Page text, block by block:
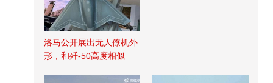
洛马公开展出无人僚机外
形，和歼-50高度相似